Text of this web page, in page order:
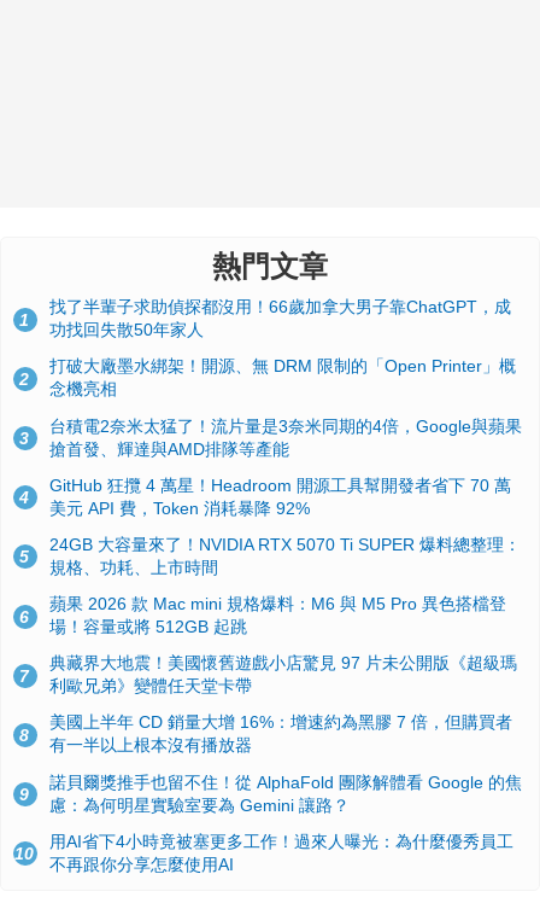
熱門文章
1
找了半輩子求助偵探都沒用！66歲加拿大男子靠ChatGPT，成
功找回失散50年家人
2
打破大廠墨水綁架！開源、無 DRM 限制的「Open Printer」概
念機亮相
3
台積電2奈米太猛了！流片量是3奈米同期的4倍，Google與蘋果
搶首發、輝達與AMD排隊等產能
4
GitHub 狂攬 4 萬星！Headroom 開源工具幫開發者省下 70 萬
美元 API 費，Token 消耗暴降 92%
5
24GB 大容量來了！NVIDIA RTX 5070 Ti SUPER 爆料總整理：
規格、功耗、上市時間
6
蘋果 2026 款 Mac mini 規格爆料：M6 與 M5 Pro 異色搭檔登
場！容量或將 512GB 起跳
7
典藏界大地震！美國懷舊遊戲小店驚見 97 片未公開版《超級瑪
利歐兄弟》變體任天堂卡帶
8
美國上半年 CD 銷量大增 16%：增速約為黑膠 7 倍，但購買者
有一半以上根本沒有播放器
9
諾貝爾獎推手也留不住！從 AlphaFold 團隊解體看 Google 的焦
慮：為何明星實驗室要為 Gemini 讓路？
10
用AI省下4小時竟被塞更多工作！過來人曝光：為什麼優秀員工
不再跟你分享怎麼使用AI